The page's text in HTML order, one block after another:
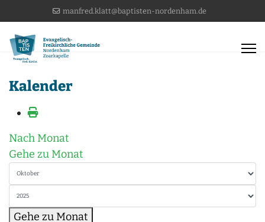
manfred.klatt@baptisten-nordenham.de
Kalender
Nach Monat
Gehe zu Monat
Gehe zu Monat